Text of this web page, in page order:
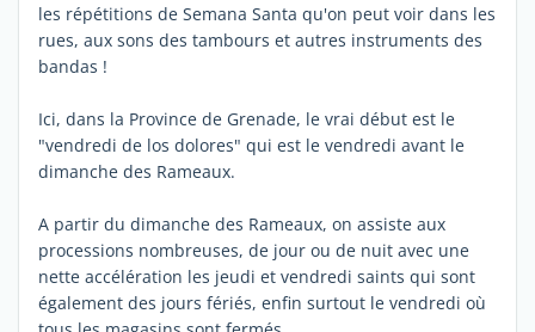
les répétitions de Semana Santa qu'on peut voir dans les
rues, aux sons des tambours et autres instruments des
bandas !
Ici, dans la Province de Grenade, le vrai début est le
"vendredi de los dolores" qui est le vendredi avant le
dimanche des Rameaux.
A partir du dimanche des Rameaux, on assiste aux
processions nombreuses, de jour ou de nuit avec une
nette accélération les jeudi et vendredi saints qui sont
également des jours fériés, enfin surtout le vendredi où